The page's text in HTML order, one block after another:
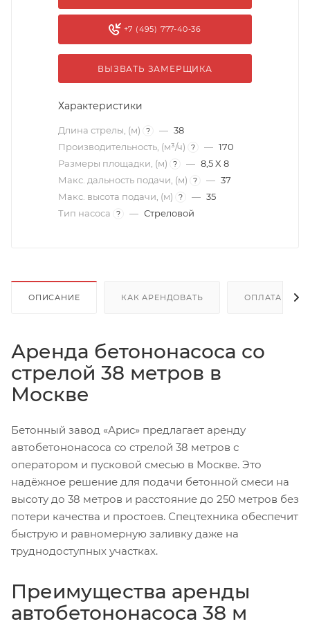
+7 (495) 777-40-36
ВЫЗВАТЬ ЗАМЕРЩИКА
Характеристики
Длина стрелы, (м) ? — 38
Производительность, (м³/ч)
? — 170
Размеры площадки, (м)
? — 8,5 X 8
Макс. дальность подачи, (м)
? — 37
Макс. высота подачи, (м)
? — 35
Тип насоса
? — Стреловой
ОПИСАНИЕ КАК АРЕНДОВАТЬ ОПЛАТА
Аренда бетононасоса со
стрелой 38 метров в
Москве
Бетонный завод «Арис» предлагает аренду
автобетононасоса со стрелой 38 метров с
оператором и пусковой смесью в Москве. Это
надёжное решение для подачи бетонной смеси на
высоту до 38 метров и расстояние до 250 метров без
потери качества и простоев. Спецтехника обеспечит
быструю и равномерную заливку даже на
труднодоступных участках.
Преимущества аренды
автобетононасоса 38 м